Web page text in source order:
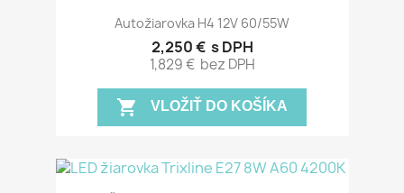
Autožiarovka H4 12V 60/55W
2,250 € s DPH
1,829 € bez DPH
shopping_cart VLOŽIŤ DO KOŠÍKA